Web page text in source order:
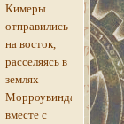
Кимеры
отправились
на восток,
расселяясь в
землях
Морроувинда,
вместе с